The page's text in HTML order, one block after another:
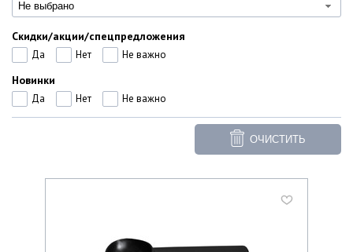
Не выбрано
Скидки/акции/спецпредложения
Да Нет Не важно
Новинки
Да Нет Не важно
ОЧИСТИТЬ